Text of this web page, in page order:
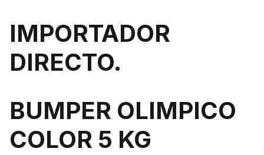
IMPORTADOR
DIRECTO.
BUMPER OLIMPICO
COLOR 5 KG